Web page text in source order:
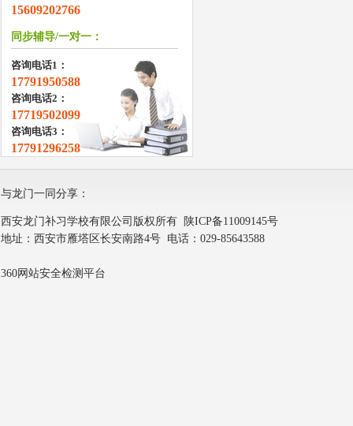
15609202766
同步辅导/一对一：
咨询电话1：
17791950588
咨询电话2：
17719502099
咨询电话3：
17791296258
与龙门一同分享：
西安龙门补习学校有限公司版权所有
陕ICP备11009145号
地址：西安市雁塔区长安南路4号 电话：029-85643588
360网站安全检测平台